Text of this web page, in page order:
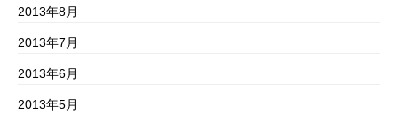
2013年8月
2013年7月
2013年6月
2013年5月